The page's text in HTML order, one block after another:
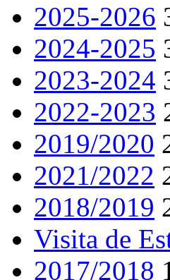
2025-2026
2024-2025
2023-2024
2022-2023
2019/2020
2021/2022
2018/2019
Visita de
2017/2018